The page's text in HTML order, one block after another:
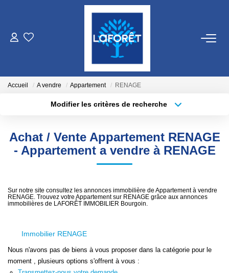
LOCATIONS
ESTIMATION
Qui Sommes Nous
Avis Clients
Nos Actualités
Accueil A vendre Appartement RENAGE
Modifier les critères de recherche
Surface min Budget max
Achat / Vente Appartement RENAGE
- Appartement a vendre à RENAGE
Sur notre site consultez les annonces immobilière de Appartement à vendre
RENAGE. Trouvez votre Appartement sur RENAGE grâce aux annonces
immobilières de LAFORÊT IMMOBILIER Bourgoin.
Immobilier RENAGE
Nous n'avons pas de biens à vous proposer dans la catégorie pour le
moment , plusieurs options s'offrent à vous :